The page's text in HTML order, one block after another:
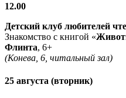
12.00
Детский клуб любителей
Знакомство с книгой «
Флинта, 6+
(Конева, 6, читальный зал)
25 августа (вторник)